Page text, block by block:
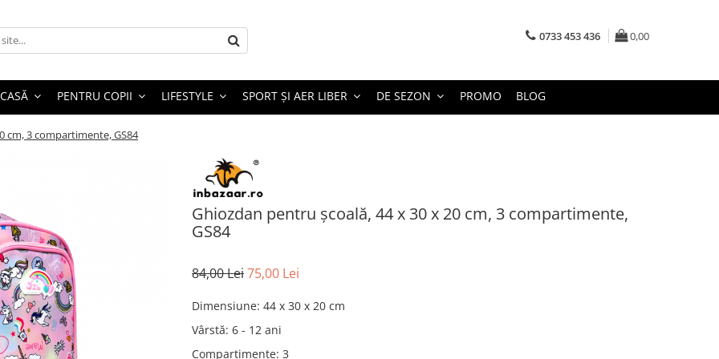
0733 453 436 0,00
PENTRU COPII LIFESTYLE SPORT ȘI AER LIBER DE SEZON PROMO BLOG
cm, 3 compartimente, GS84
Ghiozdan pentru școală, 44 x 30 x 20 cm, 3 compartimente,
GS84
84,00 Lei75,00 Lei
Dimensiune: 44 x 30 x 20 cm
Vârstă: 6 - 12 ani
Compartimente: 3